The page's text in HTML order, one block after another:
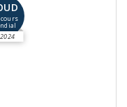
2024